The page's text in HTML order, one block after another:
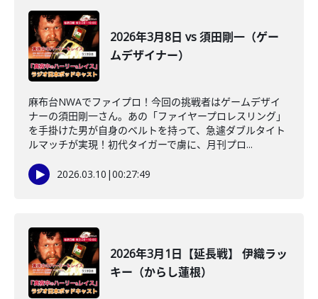
2026年3月8日 vs 須田剛一（ゲー
ムデザイナー）
麻布台NWAでファイプロ！今回の挑戦者はゲームデザイ
ナーの須田剛一さん。あの「ファイヤープロレスリング」
を手掛けた男が自身のベルトを持って、急遽ダブルタイト
ルマッチが実現！初代タイガーで虜に、月刊プロ...
2026.03.10 |00:27:49
2026年3月1日【延長戦】 伊織ラッ
キー（からし蓮根）